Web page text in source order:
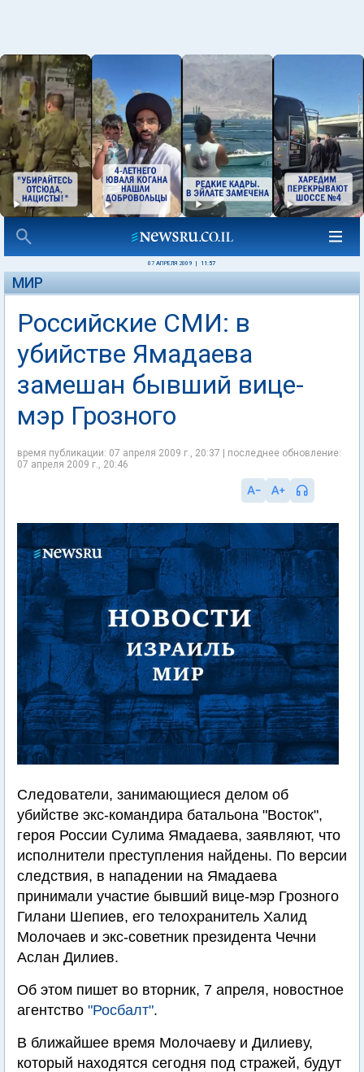
07 АПРЕЛЯ 2009 11:57
МИР
Российские СМИ: в
убийстве Ямадаева
замешан бывший вице-
мэр Грозного
время публикации: 07 апреля 2009 г., 20:37 | последнее обновление:
07 апреля 2009 г., 20:46
Следователи, занимающиеся делом об
убийстве экс-командира батальона "Восток",
героя России Сулима Ямадаева, заявляют, что
исполнители преступления найдены. По версии
следствия, в нападении на Ямадаева
принимали участие бывший вице-мэр Грозного
Гилани Шепиев, его телохранитель Халид
Молочаев и экс-советник президента Чечни
Аслан Дилиев.
Об этом пишет во вторник, 7 апреля, новостное
агентство "Росбалт".
В ближайшее время Молочаеву и Дилиеву,
который находятся сегодня под стражей, будут